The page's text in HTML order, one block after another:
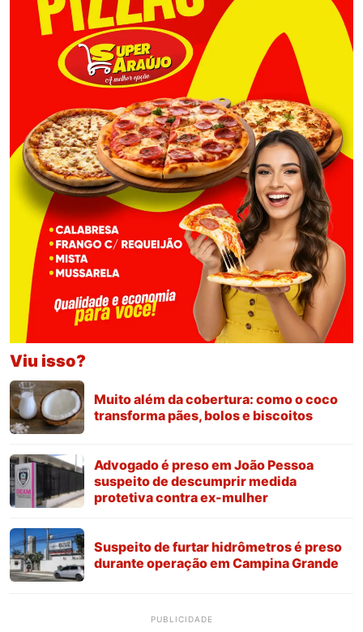
Viu isso?
Muito além da cobertura: como o coco
transforma pães, bolos e biscoitos
Advogado é preso em João Pessoa
suspeito de descumprir medida
protetiva contra ex-mulher
Suspeito de furtar hidrômetros é preso
durante operação em Campina Grande
PUBLICIDADE